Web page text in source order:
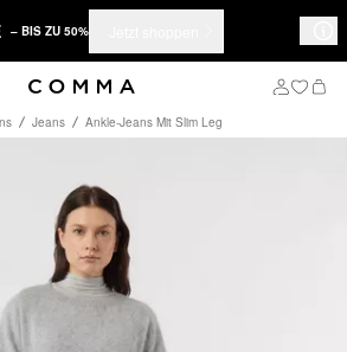
– BIS ZU 50%
Jeans Ankle-Jeans Mit Slim Leg